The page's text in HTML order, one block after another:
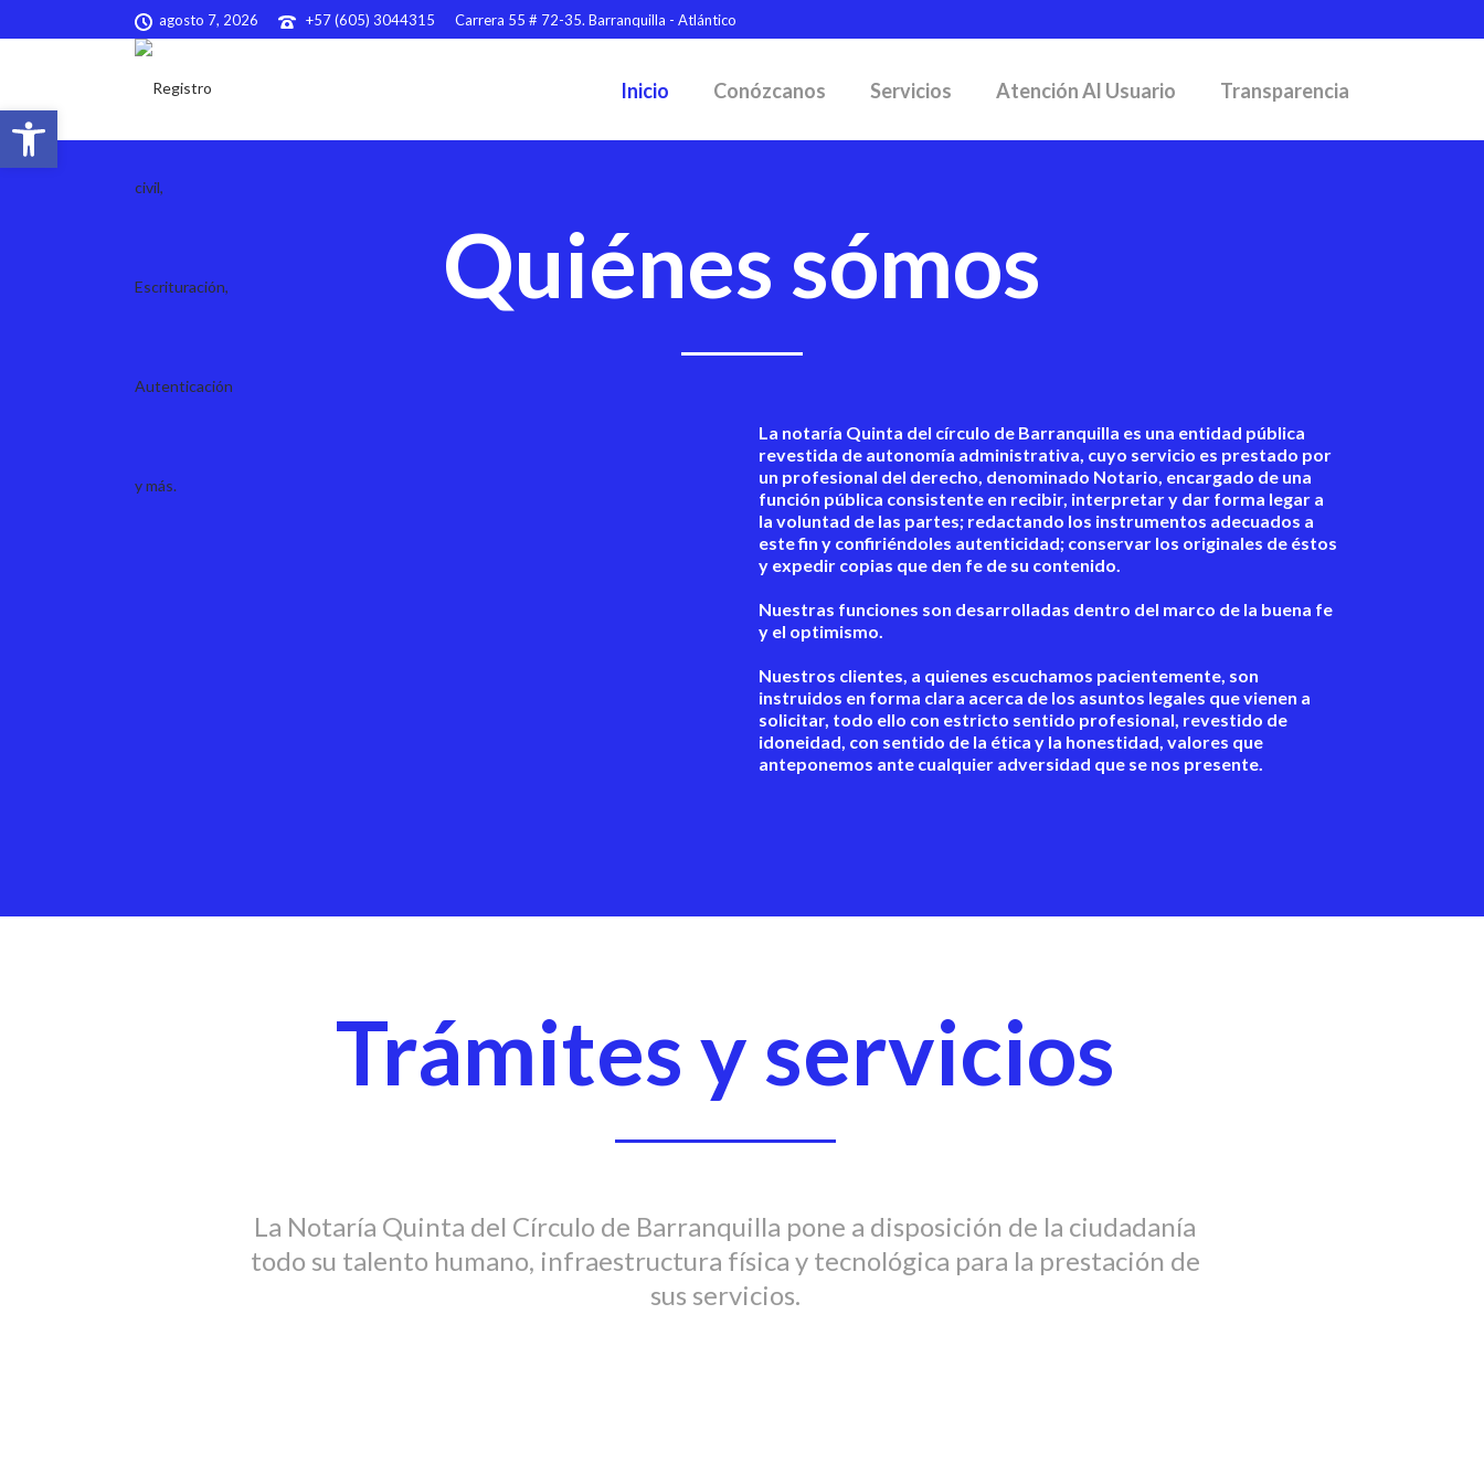
Abrir barra de herramientas
agosto 7, 2026 +57 (605) 3044315 Carrera 55 # 72-35. Barranquilla - Atlántico
Inicio Conózcanos Servicios Atención Al Usuario Transparencia
Quiénes sómos
La notaría Quinta del círculo de Barranquilla es una entidad pública
revestida de autonomía administrativa, cuyo servicio es prestado por
un profesional del derecho, denominado Notario, encargado de una
función pública consistente en recibir, interpretar y dar forma legar a
la voluntad de las partes; redactando los instrumentos adecuados a
este fin y confiriéndoles autenticidad; conservar los originales de éstos
y expedir copias que den fe de su contenido.
Nuestras funciones son desarrolladas dentro del marco de la buena fe
y el optimismo.
Nuestros clientes, a quienes escuchamos pacientemente, son
instruidos en forma clara acerca de los asuntos legales que vienen a
solicitar, todo ello con estricto sentido profesional, revestido de
idoneidad, con sentido de la ética y la honestidad, valores que
anteponemos ante cualquier adversidad que se nos presente.
Trámites y servicios
La Notaría Quinta del Círculo de Barranquilla pone a disposición de la ciudadanía
todo su talento humano, infraestructura física y tecnológica para la prestación de
sus servicios.